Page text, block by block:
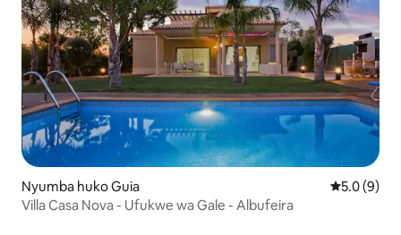
Nyumba huko Guia Ukadiriaji
5.0 (9)
Villa Casa Nova - Ufukwe wa Gale - Albufeira